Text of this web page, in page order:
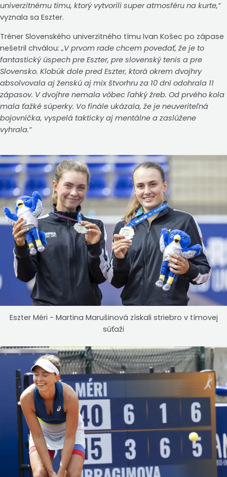
univerzitnému tímu, ktorý vytvorili super atmosféru na kurte,“
vyznala sa Eszter.
Tréner Slovenského univerzitného tímu Ivan Košec po zápase
nešetril chválou:„V prvom rade chcem povedať, že je to
fantastický úspech pre Eszter, pre slovenský tenis a pre
Slovensko. Klobúk dole pred Eszter, ktorá okrem dvojhry
absolvovala aj ženskú aj mix štvorhru za 10 dní odohrala 11
zápasov. V dvojhre nemala vôbec ľahký žreb. Od prvého kola
mala ťažké súperky. Vo finále ukázala, že je neuveriteľná
bojovníčka, vyspelá takticky aj mentálne a zaslúžene
vyhrala.“
Eszter Méri - Martina Marušinová získali striebro v tímovej
súťaži